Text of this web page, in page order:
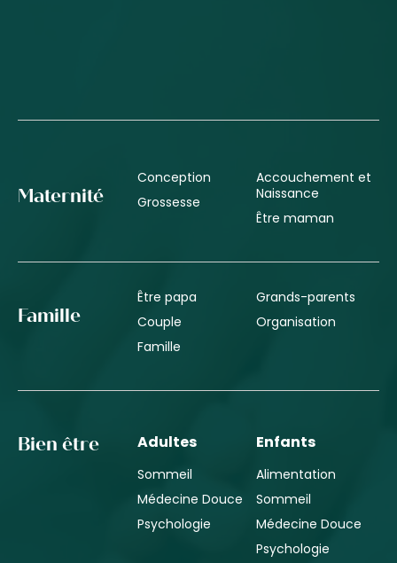
Maternité
Conception
Grossesse
Accouchement et
Naissance
Être maman
Famille
Être papa
Couple
Famille
Grands-parents
Organisation
Bien être Adultes
Sommeil
Médecine Douce
Psychologie
Enfants
Alimentation
Sommeil
Médecine Douce
Psychologie